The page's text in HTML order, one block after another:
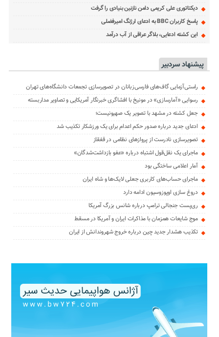
دیکتاتوری علی کریمی دامن نازنین بنیادی را گرفت
پاسخ کاربران BBC به ادعای ارژنگ امیرفضلی
این کشته ادعایی، بلاگر عراقی از آب درآمد
پیشنهاد سردبیر
راستی‌آزمایی گاف‌های فارسی‌زبانان در تصویرسازی تجمعات دانشگاه‌های تهران
رسوایی «آمارسازی» در مونیخ با افشاگری خبرنگار آمریکایی و تصاویر مداربسته
جعل کشته در مشهد با تصویر یک صهیونیست؛
ادعای جدید درباره صدور حکم اعدام برای یک ورزشکار تکذیب شد
تصویرسازی نادرست از پروازهای نظامی در قفقاز
ماجرای یک نقل‌قول اشتباه درباره «عفو بازداشت‌شدگان»
آمار اعلامی ساختگی بود
ماجرای حساب‌های کاربری جعلی لایک‌ها و شاه ایران
دروغ سازی اوپوزوسیون ادامه دارد
ری‌پست جنجالی ترامپ درباره شانس بزرگ آمریکا
موج شایعات همزمان با مذاکرات ایران و آمریکا در مسقط
تکذیب هشدار جدید چین درباره خروج شهروندانش از ایران